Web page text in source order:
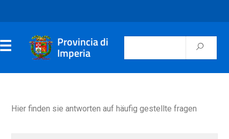
Provincia di
Imperia
Hier finden sie antworten auf häufig gestellte fragen